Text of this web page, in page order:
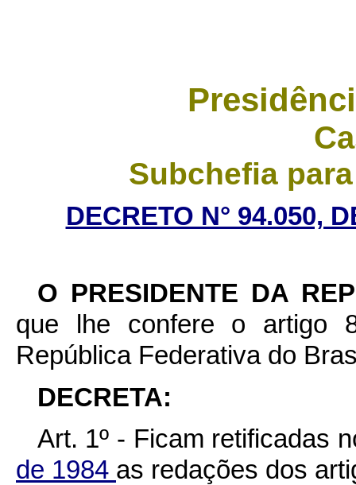
Subchefia
DECRETO N° 94.050,
O PRESIDENTE DA
que lhe confere o artigo
República Federativa do
DECRETA:
Art. 1º - Ficam retificadas
de 1984 as redações dos